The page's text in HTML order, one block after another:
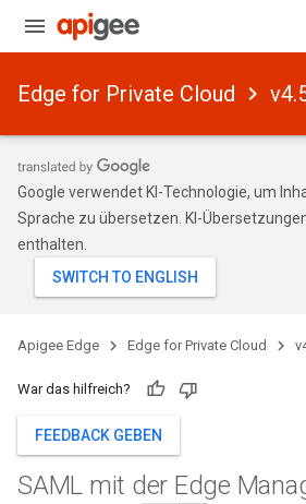
Edge for Private Cloud
Google verwendet KI-Technologie, um
Sprache zu übersetzen. KI-
enthalten.
Apigee Edge Edge for Private Cloud
War das hilfreich?
FEEDBACK GEBEN
SAML mit der Edge